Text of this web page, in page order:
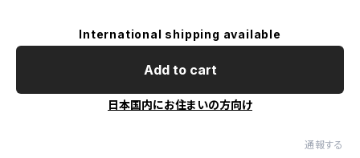
International shipping available
Add to cart
日本国内にお住まいの方向け
通報する